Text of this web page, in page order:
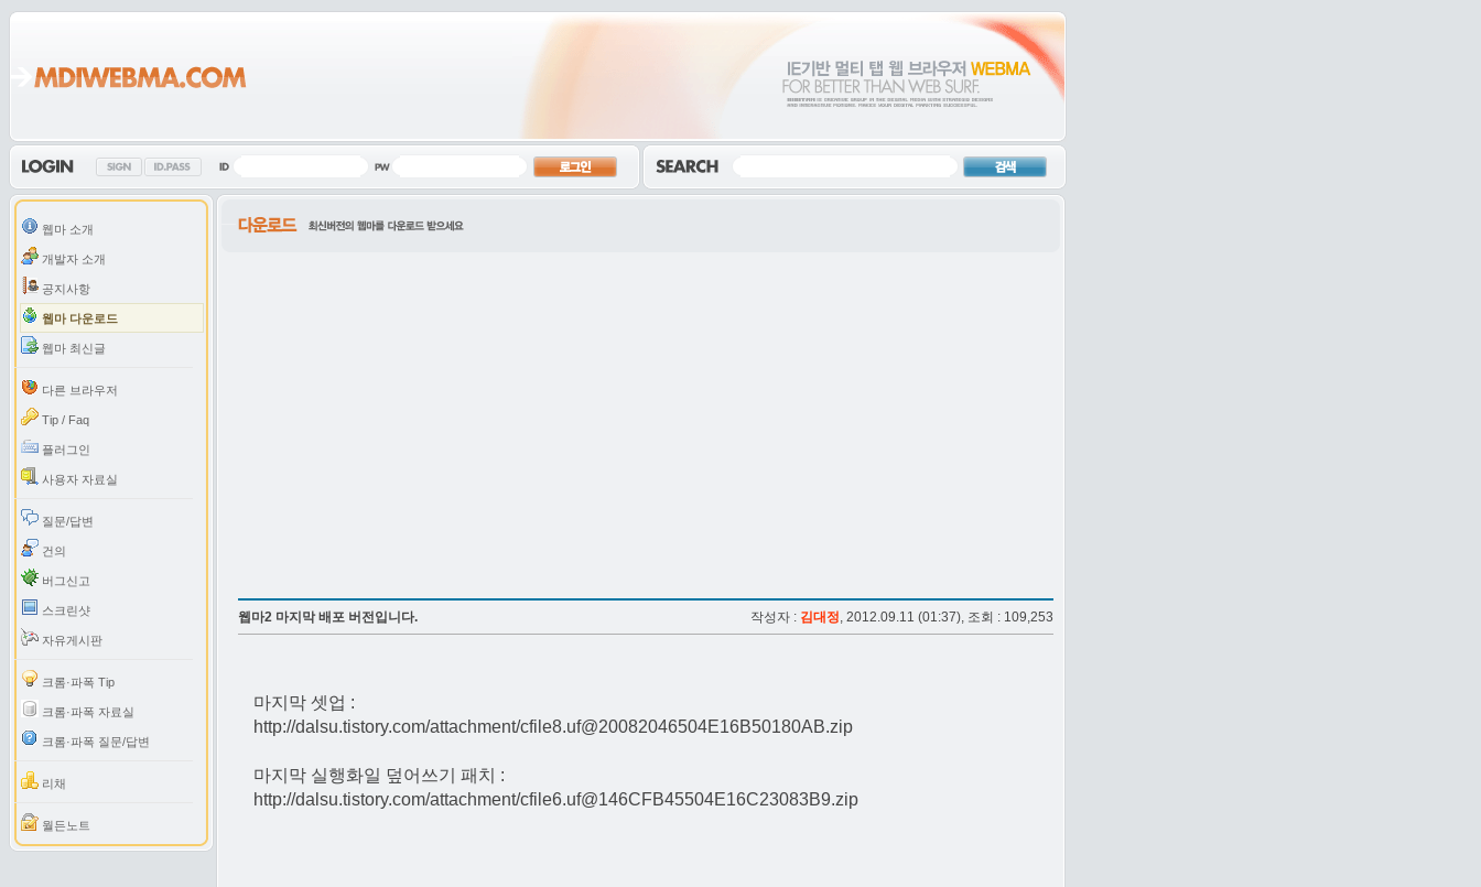
웹마 소개
개발자 소개
공지사항
웹마 다운로드
웹마 최신글
다른 브라우저
Tip / Faq
플러그인
사용자 자료실
질문/답변
건의
버그신고
스크린샷
자유게시판
크롬·파폭 Tip
크롬·파폭 자료실
크롬·파폭 질문/답변
리채
월든노트
웹마2 마지막 배포 버전입니다. 작성자 : 김대정, 2012.09.11 (01:37), 조회 : 109,253
마지막 셋업 :
http://dalsu.tistory.com/attachment/cfile8.uf@20082046504E16B50180AB.zip
마지막 실행화일 덮어쓰기 패치 :
http://dalsu.tistory.com/attachment/cfile6.uf@146CFB45504E16C23083B9.zip